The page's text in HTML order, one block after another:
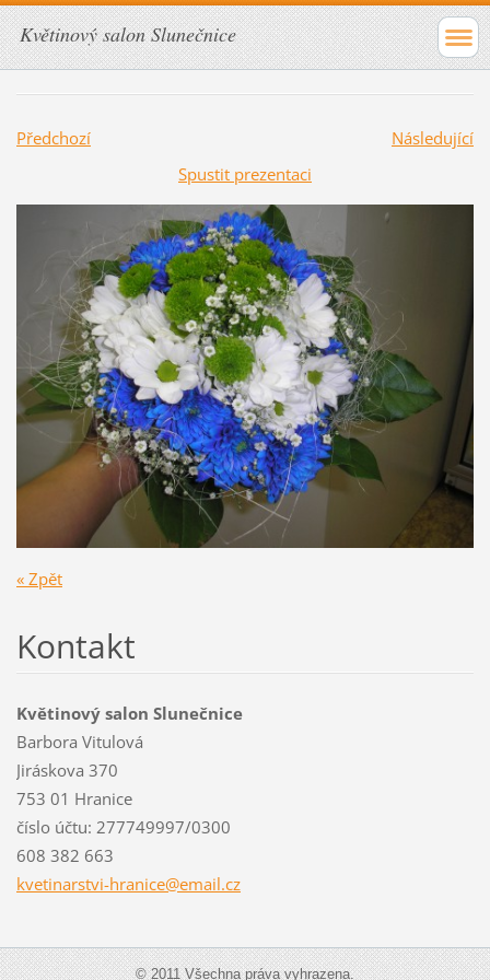
Květinový salon Slunečnice
Předchozí
Následující
Spustit prezentaci
« Zpět
Kontakt
Květinový salon Slunečnice
Barbora Vitulová
Jiráskova 370
753 01 Hranice
číslo účtu: 277749997/0300
608 382 663
kvetinarstvi-hranice@email.cz
© 2011 Všechna práva vyhrazena.